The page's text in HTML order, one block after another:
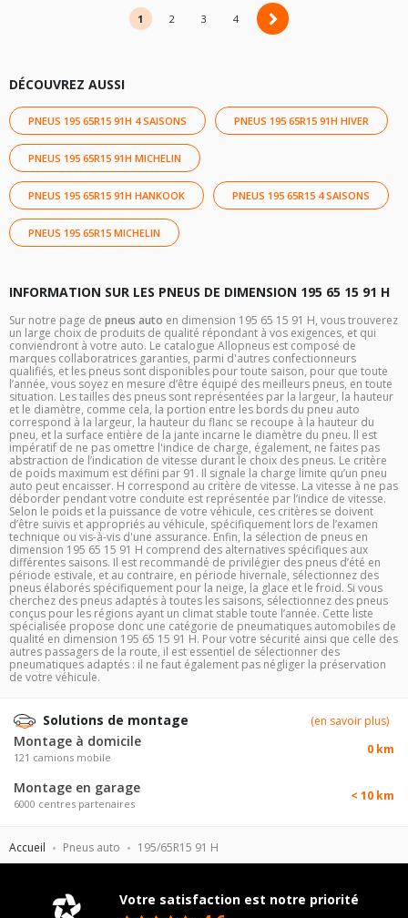
Accueil Pneus auto 195/65R15 91 H
1 2 3 4
DÉCOUVREZ AUSSI
PNEUS 195 65R15 91H 4 SAISONS PNEUS 195 65R15 91H HIVER
PNEUS 195 65R15 91H MICHELIN
PNEUS 195 65R15 91H HANKOOK PNEUS 195 65R15 4 SAISONS
PNEUS 195 65R15 MICHELIN
INFORMATION SUR LES PNEUS DE DIMENSION 195 65 15 91 H
Sur notre page de pneus auto en dimension 195 65 15 91 H, vous trouverez
un large choix de produits de qualité répondant à vos exigences, et qui
conviendront à votre auto. Le catalogue Allopneus est composé de
marques collaboratrices garanties, parmi d'autres confectionneurs
qualifiés, et les pneus sont disponibles pour toute saison, pour que toute
l’année, vous soyez en mesure d’être équipé des meilleurs pneus, en toute
situation. Les tailles des pneus sont représentées par la largeur, la hauteur
et le diamètre, comme cela, la portion entre les bords du pneu auto
correspond à la largeur, la hauteur du flanc se recoupe à la hauteur du
pneu, et la surface entière de la jante incarne le diamètre du pneu. ll est
impératif de ne pas omettre l'indice de charge, également, ne faites pas
abstraction de l’indication de vitesse durant le choix des pneus. Le critère
de poids maximum est défini par 91. Il signale la charge limite qu’un pneu
auto peut encaisser. H correspond au critère de vitesse. La vitesse à ne pas
déborder pendant votre conduite est représentée par l’indice de vitesse.
Selon le poids et la puissance de votre véhicule, ces critères se doivent
d’être suivis et appropriés au véhicule, spécifiquement lors de l’examen
technique ou vis-à-vis d'une assurance. Enfin, la sélection de pneus en
dimension 195 65 15 91 H comprend des alternatives spécifiques aux
différentes saisons. Il est recommandé de privilégier des pneus d’été en
période estivale, et au contraire, en période hivernale, sélectionnez des
pneus élaborés spécifiquement pour la neige, la glace et le froid. Si vous
cherchez des pneus adaptés à toutes les saisons, sélectionnez des pneus
conçus pour les régions ayant un climat stable toute l’année. Cette liste
spécialisée propose donc une catégorie de pneumatiques automobiles de
qualité en dimension 195 65 15 91 H. Pour votre sécurité ainsi que celle des
autres passagers de la route, il est essentiel de sélectionner des
pneumatiques adaptés : il ne faut également pas négliger la préservation
de votre véhicule.
Solutions de montage (en savoir plus)
Montage à domicile
121 camions mobile
0 km
Montage en garage
6000 centres partenaires
< 10 km
Votre satisfaction est notre priorité